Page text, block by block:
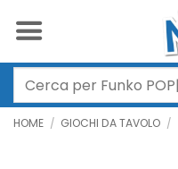
Cerca:
HOME / GIOCHI DA TAVOLO /